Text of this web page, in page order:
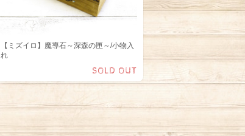
【ミズイロ】魔導石～深森の匣～/小物入
れ
SOLD OUT